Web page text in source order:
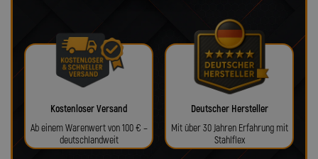
Kostenloser Versand
Ab einem Warenwert von 100 € –
deutschlandweit
Deutscher Hersteller
Mit über 30 Jahren Erfahrung mit
Stahlflex